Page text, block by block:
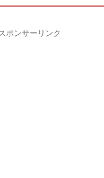
ポンサーリンク